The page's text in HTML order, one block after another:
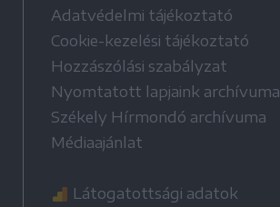
Adatvédelmi tájékoztató
Cookie-kezelési tájékoztató
Hozzászólási szabályzat
Nyomtatott lapjaink archívuma
Székely Hírmondó archívuma
Médiaajánlat
Látogatottsági adatok